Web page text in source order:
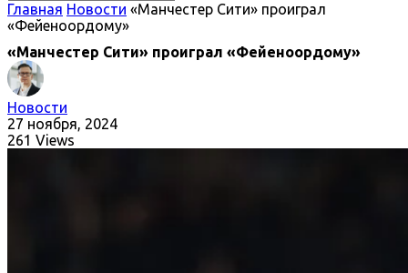
Главная Новости «Манчестер Сити» проиграл
«Фейеноордому»
«Манчестер Сити» проиграл «Фейеноордому»
Новости
27 ноября, 2024
261 Views